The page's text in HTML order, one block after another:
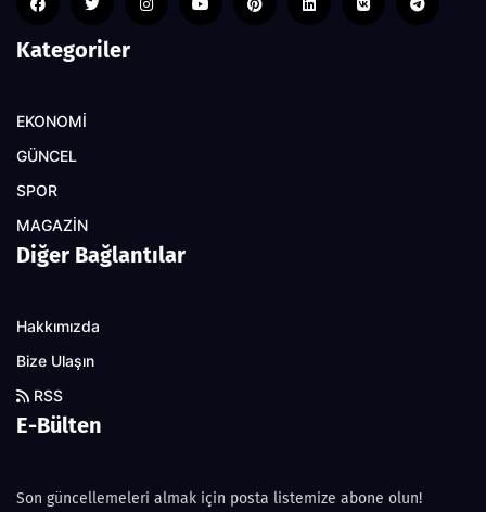
Kategoriler
EKONOMİ
GÜNCEL
SPOR
MAGAZİN
Diğer Bağlantılar
Hakkımızda
Bize Ulaşın
RSS
E-Bülten
Son güncellemeleri almak için posta listemize abone olun!